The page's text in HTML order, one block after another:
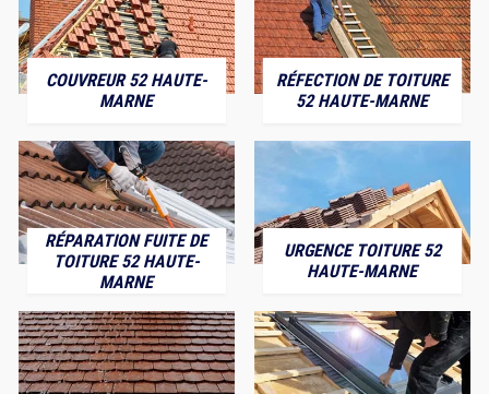
COUVREUR 52 HAUTE-
MARNE
RÉFECTION DE TOITURE
52 HAUTE-MARNE
RÉPARATION FUITE DE
TOITURE 52 HAUTE-
MARNE
URGENCE TOITURE 52
HAUTE-MARNE